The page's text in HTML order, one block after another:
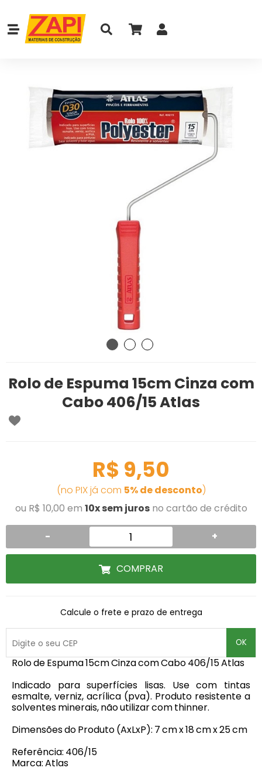
Rolo de Espuma 15cm Cinza com
Cabo 406/15 Atlas
R$ 9,50
(no PIX já com 5% de desconto)
ou R$ 10,00 em 10x sem jurosno cartão de crédito
- +
COMPRAR
Calcule o frete e prazo de entrega
OK
Rolo de Espuma 15cm Cinza com Cabo 406/15 Atlas
Indicado para superfícies lisas. Use com tintas
esmalte, verniz, acrílica (pva). Produto resistente a
solventes minerais, não utilizar com thinner.
Dimensões do Produto (AxLxP): 7 cm x 18 cm x 25 cm
Referência: 406/15
Marca: Atlas